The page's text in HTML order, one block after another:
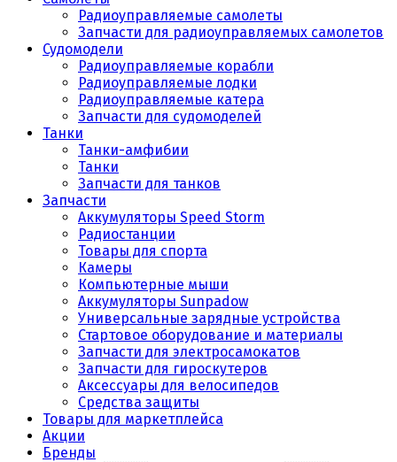
Радиоуправляемые самолеты
Запчасти для радиоуправляемых самолетов
Судомодели
Радиоуправляемые корабли
Радиоуправляемые лодки
Радиоуправляемые катера
Запчасти для судомоделей
Танки
Танки-амфибии
Танки
Запчасти для танков
Запчасти
Аккумуляторы Speed Storm
Радиостанции
Товары для спорта
Камеры
Компьютерные мыши
Аккумуляторы Sunpadow
Универсальные зарядные устройства
Стартовое оборудование и материалы
Запчасти для электросамокатов
Запчасти для гироскутеров
Аксессуары для велосипедов
Средства защиты
Товары для маркетплейса
Акции
Бренды